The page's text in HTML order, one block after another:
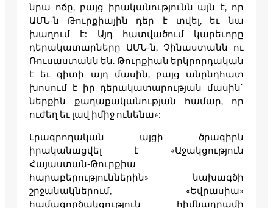
նրա ոճը, բայց իրականությունն այն է, որ
ԱՄՆ-ն Թուրքիային դեր է տվել, եւ նա
խաղում է: Այդ հատվածում կարեւորը
դերակատարները ԱՄՆ-ն, Չինաստանն ու
Ռուսաստանն են. Թուրքիան երկրորդական
է եւ գիտի այդ մասին, բայց անընդհատ
խոսում է իր դերակատարության մասին`
ներքին քաղաքականության համար, որ
ուժեղ եւ լավ իմիջ ունենա»:
Լրագրողական այցի ծրագիրն
իրականացվել է «Աջակցություն
Հայաստան-Թուրքիա
հարաբերություններին» նախագծի
շրջանակներում, «Եվրասիա»
համագործակցություն հիմնադրամի